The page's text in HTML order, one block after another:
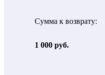
Сумма к возврату:
1 000 руб.